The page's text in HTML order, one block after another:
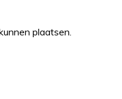
plaatsen.